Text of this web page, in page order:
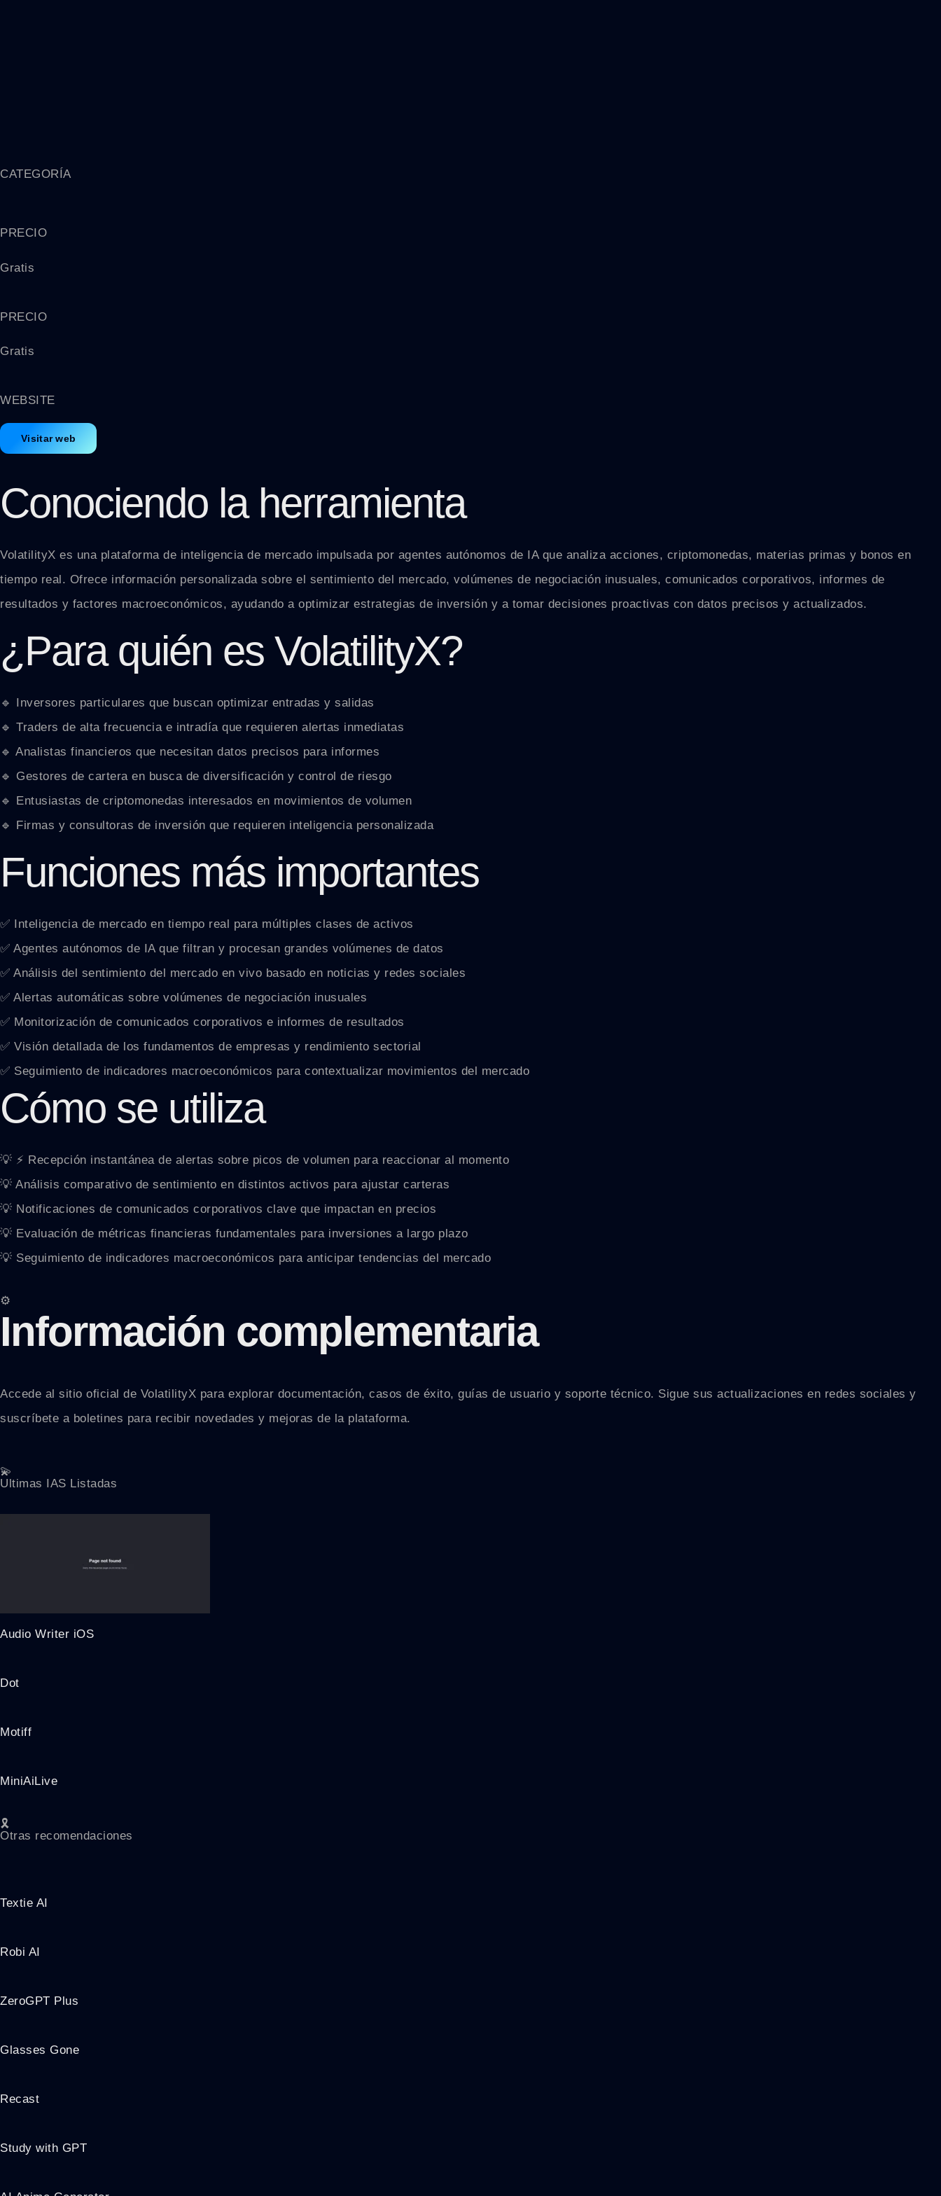
CATEGORÍA
PRECIO
Gratis
PRECIO
Gratis
WEBSITE
Visitar web
Conociendo la herramienta
VolatilityX es una plataforma de inteligencia de mercado impulsada por agentes autónomos de IA que analiza acciones, criptomonedas, materias primas y bonos en
tiempo real. Ofrece información personalizada sobre el sentimiento del mercado, volúmenes de negociación inusuales, comunicados corporativos, informes de
resultados y factores macroeconómicos, ayudando a optimizar estrategias de inversión y a tomar decisiones proactivas con datos precisos y actualizados.
¿Para quién es VolatilityX?
🔹 Inversores particulares que buscan optimizar entradas y salidas
🔹 Traders de alta frecuencia e intradía que requieren alertas inmediatas
🔹 Analistas financieros que necesitan datos precisos para informes
🔹 Gestores de cartera en busca de diversificación y control de riesgo
🔹 Entusiastas de criptomonedas interesados en movimientos de volumen
🔹 Firmas y consultoras de inversión que requieren inteligencia personalizada
Funciones más importantes
✅ Inteligencia de mercado en tiempo real para múltiples clases de activos
✅ Agentes autónomos de IA que filtran y procesan grandes volúmenes de datos
✅ Análisis del sentimiento del mercado en vivo basado en noticias y redes sociales
✅ Alertas automáticas sobre volúmenes de negociación inusuales
✅ Monitorización de comunicados corporativos e informes de resultados
✅ Visión detallada de los fundamentos de empresas y rendimiento sectorial
✅ Seguimiento de indicadores macroeconómicos para contextualizar movimientos del mercado
Cómo se utiliza
💡 ⚡ Recepción instantánea de alertas sobre picos de volumen para reaccionar al momento
💡 Análisis comparativo de sentimiento en distintos activos para ajustar carteras
💡 Notificaciones de comunicados corporativos clave que impactan en precios
💡 Evaluación de métricas financieras fundamentales para inversiones a largo plazo
💡 Seguimiento de indicadores macroeconómicos para anticipar tendencias del mercado
⚙️
Información complementaria
Accede al sitio oficial de VolatilityX para explorar documentación, casos de éxito, guías de usuario y soporte técnico. Sigue sus actualizaciones en redes sociales y
suscríbete a boletines para recibir novedades y mejoras de la plataforma.
💫
Ultimas IAS Listadas
Audio Writer iOS
Dot
Motiff
MiniAiLive
🎗️
Otras recomendaciones
Textie AI
Robi AI
ZeroGPT Plus
Glasses Gone
Recast
Study with GPT